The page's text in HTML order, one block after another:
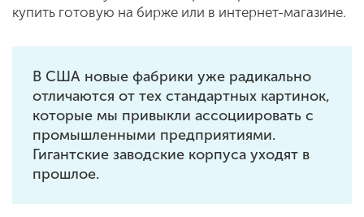
купить готовую на бирже или в интернет-магазине.
В США новые фабрики уже радикально
отличаются от тех стандартных картинок,
которые мы привыкли ассоциировать с
промышленными предприятиями.
Гигантские заводские корпуса уходят в
прошлое.